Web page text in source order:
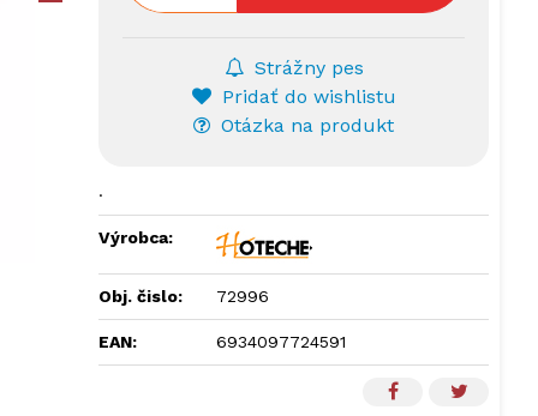
Strážny pes
Pridať do wishlistu
Otázka na produkt
.
Výrobca:
Obj. čislo: 72996
EAN: 6934097724591